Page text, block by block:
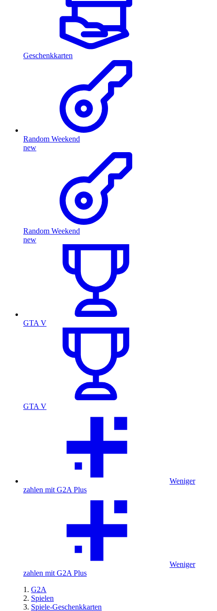
Geschenkkarten
Random Weekend
new
Random Weekend
new
GTA V
GTA V
Weniger
zahlen mit G2A Plus
Weniger
zahlen mit G2A Plus
G2A
Spielen
Spiele-Geschenkkarten